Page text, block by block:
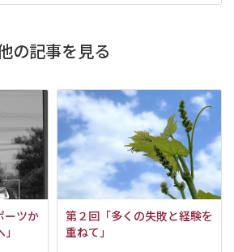
の記事を見る
ーツか
第２回「多くの失敗と経験を
重ねて」